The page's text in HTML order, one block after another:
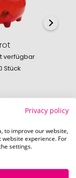
rot
verfügbar
Stück
bei
Privacy policy
to improve our website,
experience. For
settings.